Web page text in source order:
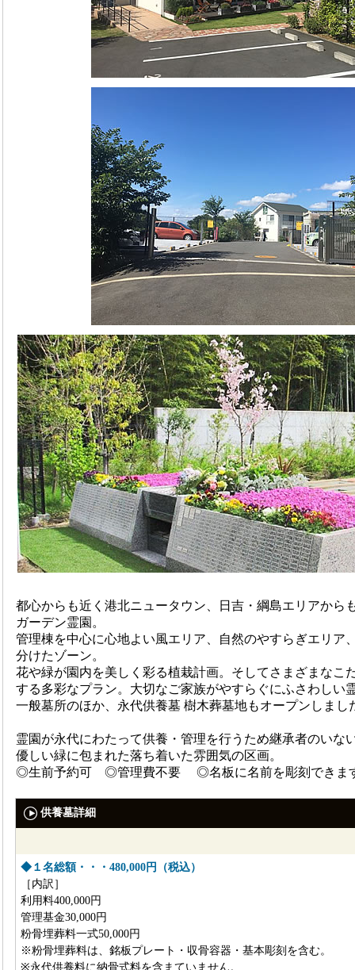
都心からも近く港北ニュータウン、日吉・綱島エリアから
ガーデン霊園。
管理棟を中心に心地よい風エリア、自然のやすらぎエリア
分けたゾーン。
花や緑が園内を美しく彩る植栽計画。そしてさまざまなこ
する多彩なプラン。大切なご家族がやすらぐにふさわしい
一般墓所のほか、永代供養墓 樹木葬墓地もオープンしまし
霊園が永代にわたって供養・管理を行うため継承者のいな
優しい緑に包まれた落ち着いた雰囲気の区画。
◎生前予約可 ◎管理費不要 ◎名板に名前を彫刻できま
供養墓詳細
◆１名総額・・・480,000円（税込）
［内訳］
利用料400,000円
管理基金30,000円
粉骨埋葬料一式50,000円
※粉骨埋葬料は、銘板プレート・収骨容器・基本彫刻を含む。
※永代供養料に納骨式料を含まていません。